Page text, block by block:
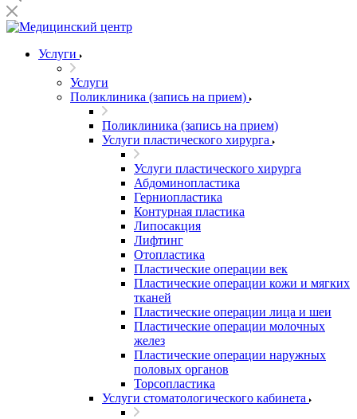
Услуги
Услуги
Поликлиника (запись на прием)
Поликлиника (запись на прием)
Услуги пластического хирурга
Услуги пластического хирурга
Абдоминопластика
Герниопластика
Контурная пластика
Липосакция
Лифтинг
Отопластика
Пластические операции век
Пластические операции кожи и мягких
тканей
Пластические операции лица и шеи
Пластические операции молочных
желез
Пластические операции наружных
половых органов
Торсопластика
Услуги стоматологического кабинета